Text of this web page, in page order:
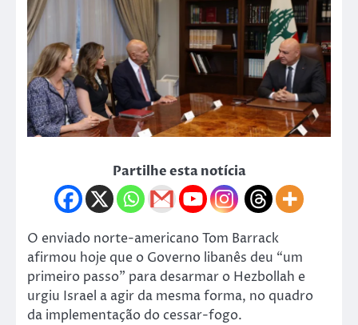
Partilhe esta notícia
O enviado norte-americano Tom Barrack
afirmou hoje que o Governo libanês deu “um
primeiro passo” para desarmar o Hezbollah e
urgiu Israel a agir da mesma forma, no quadro
da implementação do cessar-fogo.